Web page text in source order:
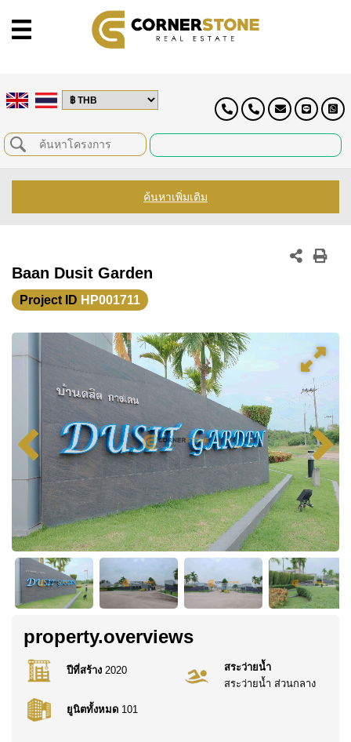
ค้นหาเพิ่มเติม
Baan Dusit Garden
Project ID HP001711
property.overviews
ปีที่สร้าง 2020
ยูนิตทั้งหมด 101
สระว่ายน้ำ
สระว่ายน้ำ ส่วนกลาง